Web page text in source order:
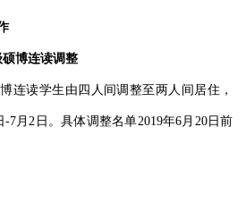
硕博连读调整
读学生由四人间调整至两人间居住，
-7月2日。具体调整名单2019年6月20日前